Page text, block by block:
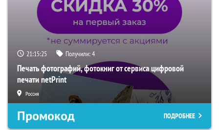
21:15:24 Получили:4
Печать фотографий, фотокниг от сервиса цифровой
печати netPrint
Россия
Промокод ПОДРОБНЕЕ